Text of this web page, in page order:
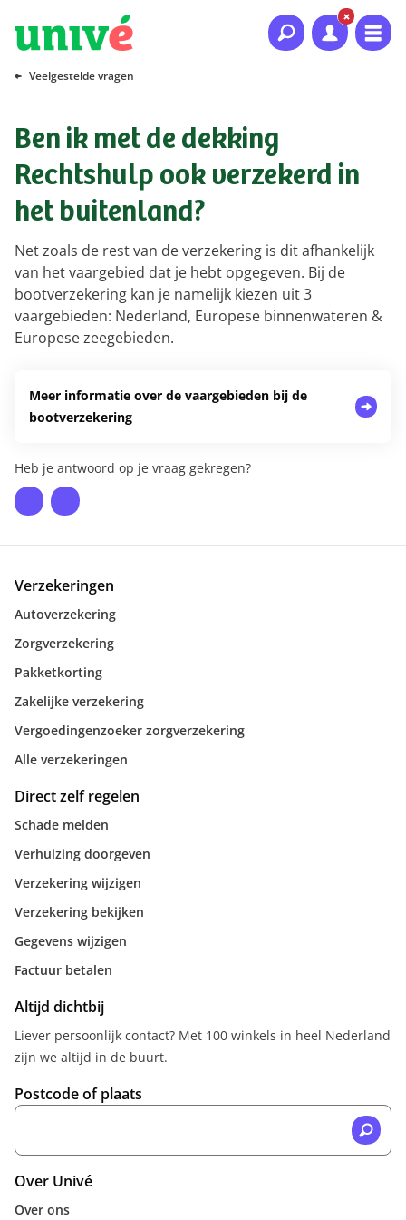
Naar hoofdinhoud
Naar hoofdnavigatie
Naar footer
Veelgestelde vragen
Ben ik met de dekking
Rechtshulp ook verzekerd in
het buitenland?
Net zoals de rest van de verzekering is dit afhankelijk
van het vaargebied dat je hebt opgegeven. Bij de
bootverzekering kan je namelijk kiezen uit 3
vaargebieden: Nederland, Europese binnenwateren &
Europese zeegebieden.
Meer informatie over de vaargebieden bij de
bootverzekering
Heb je antwoord op je vraag gekregen?
Verzekeringen
Autoverzekering
Zorgverzekering
Pakketkorting
Zakelijke verzekering
Vergoedingenzoeker zorgverzekering
Alle verzekeringen
Direct zelf regelen
Schade melden
Verhuizing doorgeven
Verzekering wijzigen
Verzekering bekijken
Gegevens wijzigen
Factuur betalen
Altijd dichtbij
Liever persoonlijk contact? Met 100 winkels in heel Nederland
zijn we altijd in de buurt.
Postcode of plaats
Over Univé
Over ons